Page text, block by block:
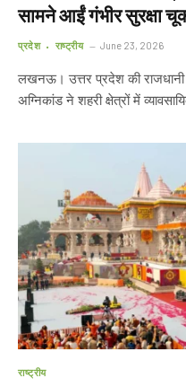
सामने आईं गंभीर सुरक्षा
प्रदेश राष्ट्रीय June 23, 2026
लखनऊ। उत्तर प्रदेश की
अग्निकांड ने शहरी क्षेत्रों में
राष्ट्रीय